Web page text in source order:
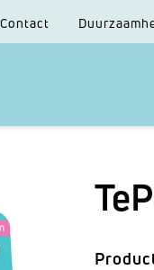
Contact